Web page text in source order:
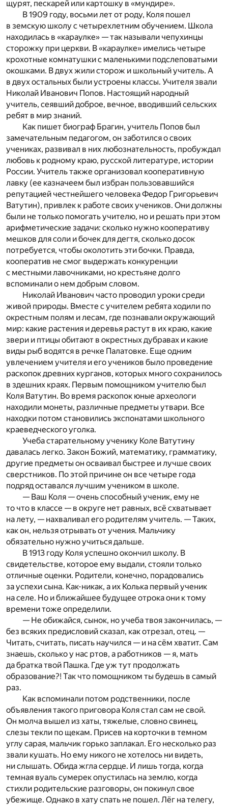
щурят, пескарей или картошку в «мундире».
В 1909 году, восьми лет от роду, Коля пошел
в земскую школу с четырехлетним обучением. Школа
находилась в «караулке» — так называли чепухинцы
сторожку при церкви. В «караулке» имелись четыре
крохотные комнатушки с маленькими подслеповатыми
окошками. В двух жили сторож и школьный учитель. А
в двух остальных были устроены классы. Учителя звали
Николай Иванович Попов. Настоящий народный
учитель, сеявший доброе, вечное, вводивший сельских
ребят в мир знаний.
Как пишет биограф Брагин, учитель Попов был
замечательным педагогом, он заботился о своих
учениках, развивал в них любознательность, пробуждал
любовь к родному краю, русской литературе, истории
России. Учитель также организовал кооперативную
лавку (ее казначеем был избран пользовавшийся
репутацией честнейшего человека Федор Григорьевич
Ватутин), привлек к работе своих учеников. Они должны
были не только помогать учителю, но и решать при этом
арифметические задачи: сколько нужно кооперативу
мешков для соли и бочек для дегтя, сколько досок
потребуется, чтобы околотить эти бочки. Правда,
кооператив не смог выдержать конкуренции
с местными лавочниками, но крестьяне долго
вспоминали о нем добрым словом.
Николай Иванович часто проводил уроки среди
живой природы. Вместе с учителем ребята ходили по
окрестным полям и лесам, где познавали окружающий
мир: какие растения и деревья растут в их краю, какие
звери и птицы обитают в окрестных дубравах и какие
виды рыб водятся в речке Палатовке. Еще одним
увлечением учителя и его учеников было проведение
раскопок древних курганов, которых много сохранилось
в здешних краях. Первым помощником учителю был
Коля Ватутин. Во время раскопок юные археологи
находили монеты, различные предметы утвари. Все
находки потом становились экспонатами школьного
краеведческого уголка.
Учеба старательному ученику Коле Ватутину
давалась легко. Закон Божий, математику, грамматику,
другие предметы он осваивал быстрее и лучше своих
сверстников. По этой причине он все четыре года
подряд оставался лучшим учеником в школе.
— Ваш Коля — очень способный ученик, ему не
то что в классе — в округе нет равных, всё схватывает
на лету, — нахваливал его родителям учитель. — Таких,
как он, нельзя отрывать от учения. Мальчику
обязательно нужно учиться дальше.
В 1913 году Коля успешно окончил школу. В
свидетельстве, которое ему выдали, стояли только
отличные оценки. Родители, конечно, порадовались
за успехи сына. Как-никак, а их Колька первый ученик
на селе. Но и ближайшее будущее отрока они к тому
времени тоже определили.
— Не обижайся, сынок, но учеба твоя закончилась, —
без всяких предисловий сказал, как отрезал, отец. —
Читать, считать, писать научился — и на сём хватит. Сам
знаешь, сколько у нас ртов, а работников — я, мать
да братка твой Пашка. Где уж тут продолжать
образование?! Так что помощником ты будешь в самый
раз.
Как вспоминали потом родственники, после
объявления такого приговора Коля стал сам не свой.
Он молча вышел из хаты, тяжелые, словно свинец,
слезы текли по щекам. Присев на корточки в темном
углу сарая, мальчик горько заплакал. Его несколько раз
звали кушать. Но ему никого не хотелось ни видеть,
ни слышать. Обида жгла сердце. И лишь тогда, когда
темная вуаль сумерек опустилась на землю, когда
стихли родительские разговоры, он покинул свое
убежище. Однако в хату спать не пошел. Лёг на телегу,